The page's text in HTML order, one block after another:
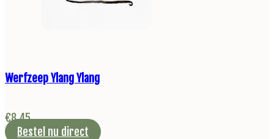
Werfzeep Ylang Ylang
€8,45
Bestel nu direct